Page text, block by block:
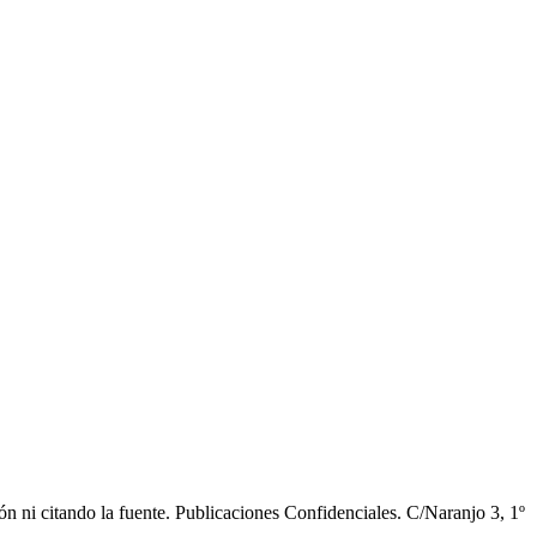
ni citando la fuente. Publicaciones Confidenciales. C/Naranjo 3, 1º